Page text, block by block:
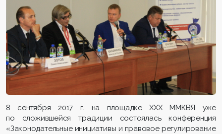
8 сентября 2017 г. на площадке ХХХ ММКВЯ уже
по сложившейся традиции состоялась конференция
«Законодательные инициативы и правовое регулирование